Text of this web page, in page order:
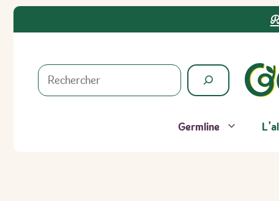
Aller
Rechercher
Germline